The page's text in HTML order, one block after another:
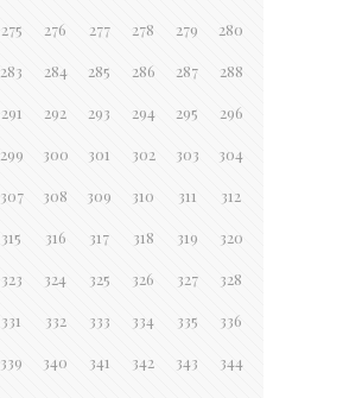
275 276 277 278 279 280
283 284 285 286 287 288
291 292 293 294 295 296
299 300 301 302 303 304
307 308 309 310 311 312
315 316 317 318 319 320
323 324 325 326 327 328
331 332 333 334 335 336
339 340 341 342 343 344